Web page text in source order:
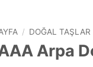
/ DOĞAL TAŞLAR
Arpa